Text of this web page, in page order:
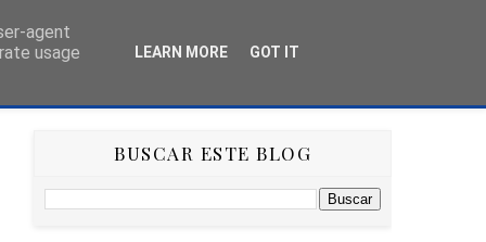
HISTÓRICO RETO STRAVA DEL MES
BUSCAR ESTE BLOG
agent
usage
LEARN MORE GOT IT